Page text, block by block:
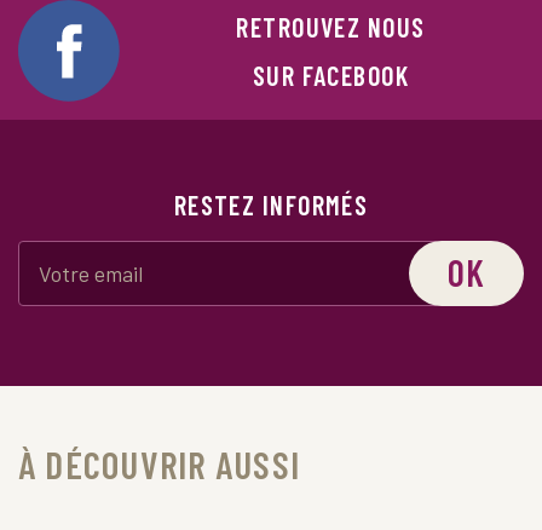
RETROUVEZ NOUS
SUR FACEBOOK
RESTEZ INFORMÉS
OK
À DÉCOUVRIR AUSSI